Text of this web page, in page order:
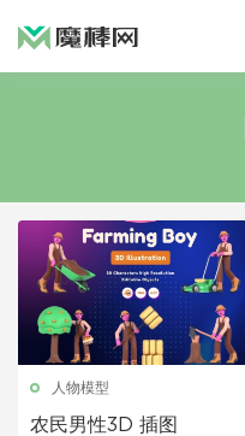
人物模型
农民男性3D 插图